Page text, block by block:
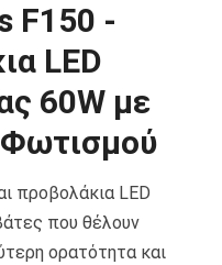
F150 -
LED
60W με
προβολάκια LED
που θέλουν
ορατότητα και